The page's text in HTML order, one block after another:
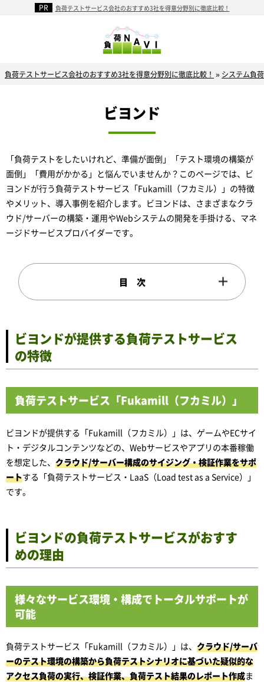
負荷テストサービス会社のおすすめ3社を得意分野別に徹底比較！
負荷テストサービス会社のおすすめ3社を得意分野別に徹底比較！ » システム負
ビヨンド
「負荷テストをしたいけれど、準備が面倒」「テスト環境の構築が
面倒」「費用がかかる」と悩んでいませんか？このページでは、ビ
ヨンドが行う負荷テストサービス「Fukamill（フカミル）」の特徴
やメリット、導入事例を紹介します。ビヨンドは、さまざまなクラ
ウド/サーバーの構築・運用やWebシステムの開発を手掛ける、マネ
ージドサービスプロバイダーです。
ビヨンドが提供する負荷テストサービス
の特徴
負荷テストサービス「Fukamill（フカミル）」
ビヨンドが提供する「Fukamill（フカミル）」は、ゲームやECサイ
ト・デジタルコンテンツなどの、Webサービスやアプリの本番稼働
を想定した、 クラウド/サーバー構成のサイジング・検証作業をサポ
ートする「負荷テストサービス・LaaS（Load test as a Service）」
です。
ビヨンドの負荷テストサービスがおすす
めの理由
様々なサービス環境・構成でトータルサポートが
可能
負荷テストサービス「Fukamill（フカミル）」は、 クラウド/サーバ
ーのテスト環境の構築から負荷テストシナリオに基づいた疑似的な
アクセス負荷の実行、検証作業、負荷テスト結果のレポート作成ま